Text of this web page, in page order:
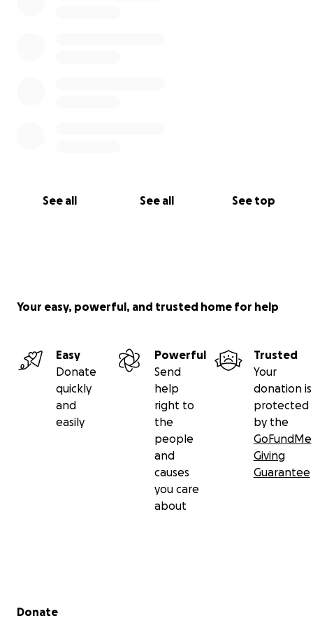
See all See all See top
Your easy, powerful, and trusted home for help
Easy
Donate
quickly
and
easily
Powerful
Send
help
right to
the
people
and
causes
you care
about
Trusted
Your
donation is
protected
by the
GoFundMe
Giving
Guarantee
Secondary menu
Donate